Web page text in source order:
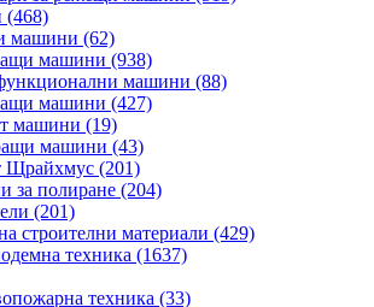
(468)
машини (62)
машини (938)
машини (88)
машини (427)
машини (19)
машини (43)
Щрайхмус (201)
за полиране (204)
(201)
строителни материали (429)
техника (1637)
техника (33)